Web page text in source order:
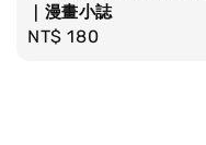
｜漫畫小誌
Regular
NT$ 180